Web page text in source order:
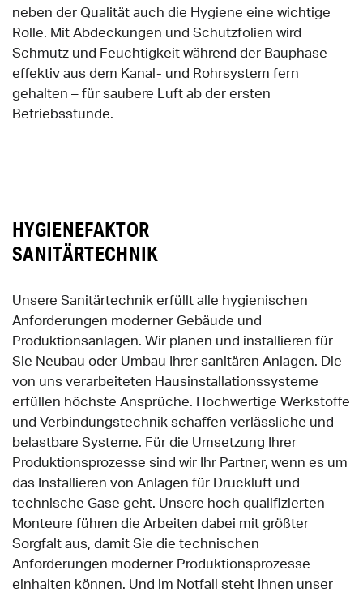
neben der Qualität auch die Hygiene eine wichtige
Rolle. Mit Abdeckungen und Schutzfolien wird
Schmutz und Feuchtigkeit während der Bauphase
effektiv aus dem Kanal- und Rohrsystem fern
gehalten – für saubere Luft ab der ersten
Betriebsstunde.
HYGIENEFAKTOR
SANITÄRTECHNIK
Unsere Sanitärtechnik erfüllt alle hygienischen
Anforderungen moderner Gebäude und
Produktionsanlagen. Wir planen und installieren für
Sie Neubau oder Umbau Ihrer sanitären Anlagen. Die
von uns verarbeiteten Hausinstallationssysteme
erfüllen höchste Ansprüche. Hochwertige Werkstoffe
und Verbindungstechnik schaffen verlässliche und
belastbare Systeme. Für die Umsetzung Ihrer
Produktionsprozesse sind wir Ihr Partner, wenn es um
das Installieren von Anlagen für Druckluft und
technische Gase geht. Unsere hoch qualifizierten
Monteure führen die Arbeiten dabei mit größter
Sorgfalt aus, damit Sie die technischen
Anforderungen moderner Produktionsprozesse
einhalten können. Und im Notfall steht Ihnen unser